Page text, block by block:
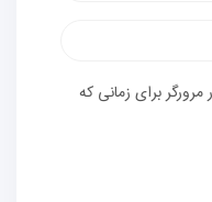
برای زمانی که